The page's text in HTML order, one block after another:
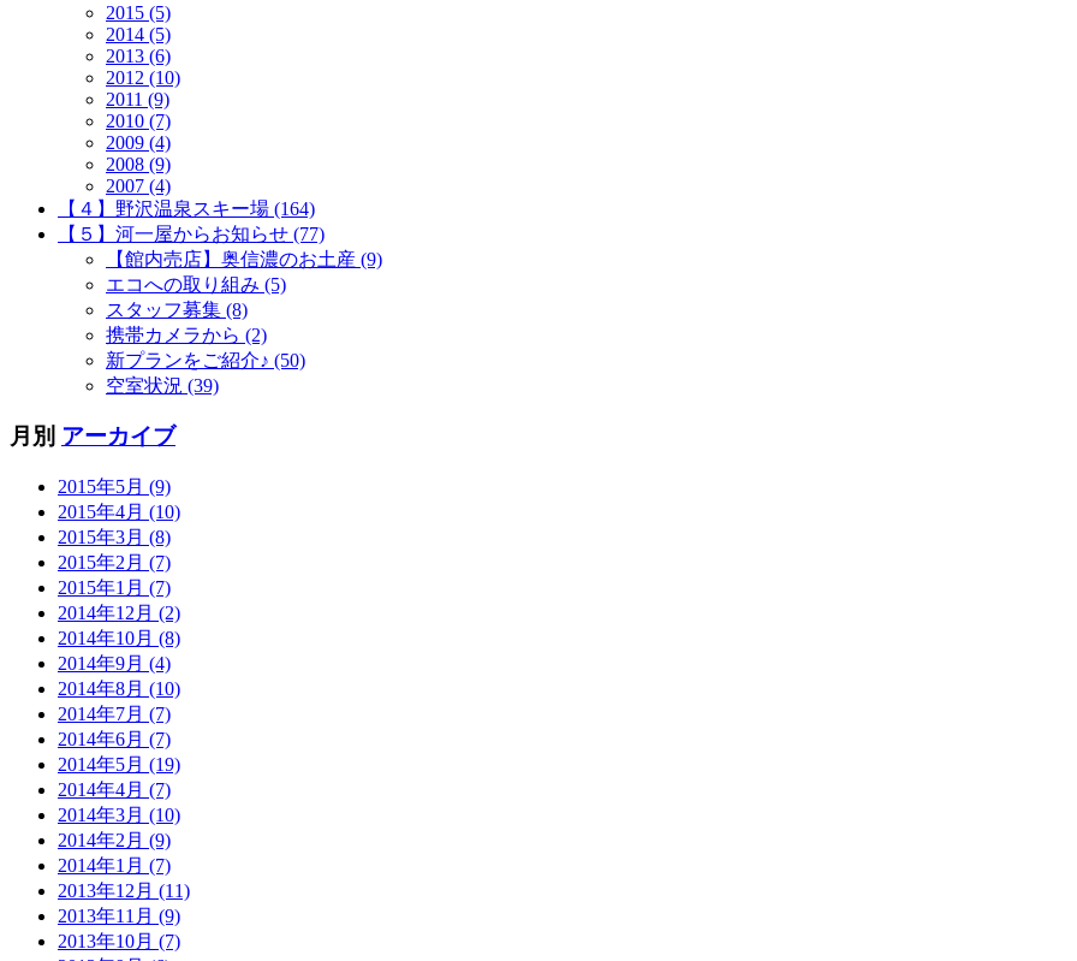
2015 (5)
2014 (5)
2013 (6)
2012 (10)
2011 (9)
2010 (7)
2009 (4)
2008 (9)
2007 (4)
【４】野沢温泉スキー場 (164)
【５】河一屋からお知らせ (77)
【館内売店】奥信濃のお土産 (9)
エコへの取り組み (5)
スタッフ募集 (8)
携帯カメラから (2)
新プランをご紹介♪ (50)
空室状況 (39)
月別 アーカイブ
2015年5月 (9)
2015年4月 (10)
2015年3月 (8)
2015年2月 (7)
2015年1月 (7)
2014年12月 (2)
2014年10月 (8)
2014年9月 (4)
2014年8月 (10)
2014年7月 (7)
2014年6月 (7)
2014年5月 (19)
2014年4月 (7)
2014年3月 (10)
2014年2月 (9)
2014年1月 (7)
2013年12月 (11)
2013年11月 (9)
2013年10月 (7)